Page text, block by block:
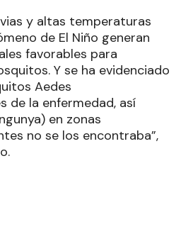
y altas temperaturas
de El Niño generan
favorables para
Y se ha evidenciado
Aedes
de la enfermedad, así
en zonas
no se los encontraba”,